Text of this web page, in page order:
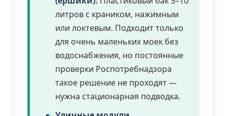
литров с краником, нажимным
или локтевым. Подходит только
для очень маленьких моек без
водоснабжения, но постоянные
проверки Роспотребнадзора
такое решение не проходят —
нужна стационарная подводка.